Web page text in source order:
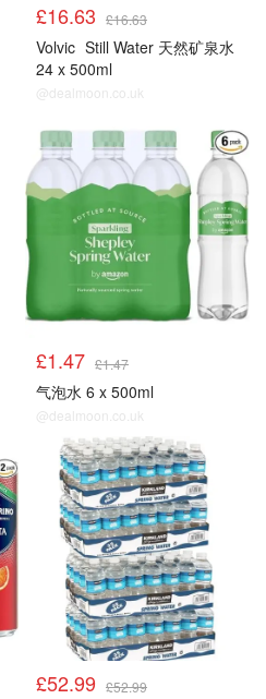
£16.63 £16.63
Volvic Still Water 天然矿泉水
24 x 500ml
@dealmoon.co.uk
£1.47 £1.47
气泡水 6 x 500ml
@dealmoon.co.uk
£52.99 £52.99